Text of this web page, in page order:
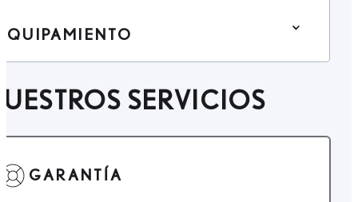
SERVICIOS
GARANTÍA